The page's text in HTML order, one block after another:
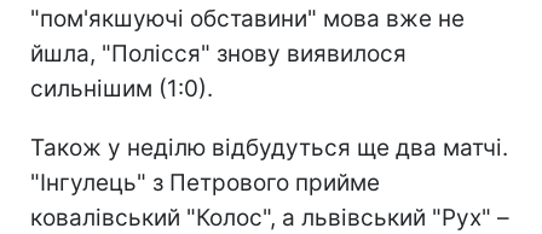
"пом'якшуючі обставини" мова вже не
йшла, "Полісся" знову виявилося
сильнішим (1:0).
Також у неділю відбудуться ще два матчі.
"Інгулець" з Петрового прийме
ковалівський "Колос", а львівський "Рух" –